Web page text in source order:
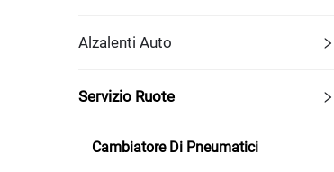
Alzalenti Auto
Servizio Ruote
Cambiatore Di Pneumatici